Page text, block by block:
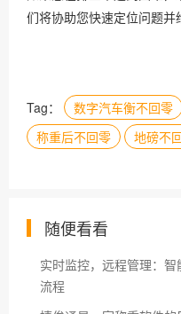
们将协助您快速定位问题并
Tag： 数字汽车衡不回零
称重后不回零
地磅不
随便看看
实时监控，远程管理：
流程